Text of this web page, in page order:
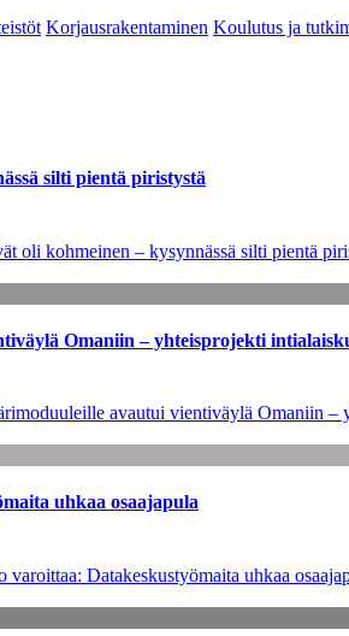
Korjausrakentaminen Koulutus ja
silti pientä piristystä
oli kohmeinen – kysynnässä silti pientä
Omaniin – yhteisprojekti
avautui vientiväylä Omaniin –
uhkaa osaajapula
Datakeskustyömaita uhkaa